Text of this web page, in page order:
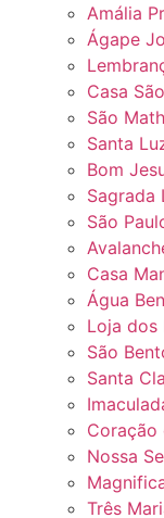
Amália
Ágape
Casa
São
Santa
Bom
Sagrada
São
Casa
Água
Loja dos
São
Santa
Coração
Nossa
Três